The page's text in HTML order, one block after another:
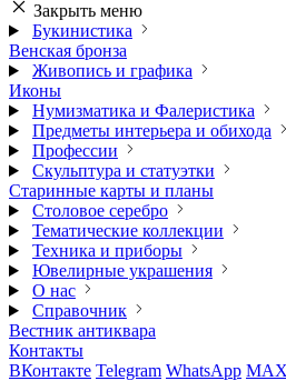
Закрыть меню
Букинистика
Венская бронза
Живопись и графика
Иконы
Нумизматика и Фалеристика
Предметы интерьера и обихода
Профессии
Скульптура и статуэтки
Старинные карты и планы
Столовое серебро
Тематические коллекции
Техника и приборы
Ювелирные украшения
О нас
Справочник
Вестник антиквара
Контакты
ВКонтакте Telegram WhatsApp MAX